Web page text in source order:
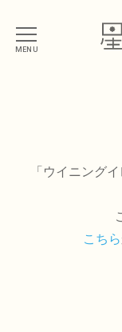
「ウイニング
こちら
MENU